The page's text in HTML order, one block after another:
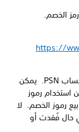
https://
7. يمكن استرداد كل رمز خصم مرة واحدة فقط لكل حساب PSN. يمكن
استخدام رموز
رموز الخصم. لا
حال فُقدت أو